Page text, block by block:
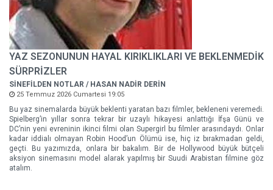
YAZ SEZONUNUN HAYAL KIRIKLIKLARI VE BEKLENMEDİK
SÜRPRİZLER
SİNEFİLDEN NOTLAR / HASAN NADİR DERİN
25 Temmuz 2026 Cumartesi 19:05
Bu yaz sinemalarda büyük beklenti yaratan bazı filmler, bekleneni veremedi.
Spielberg’in yıllar sonra tekrar bir uzaylı hikayesi anlattığı İfşa Günü ve
DC’nin yeni evreninin ikinci filmi olan Supergirl bu filmler arasındaydı. Onlar
kadar iddialı olmayan Robin Hood’un Ölümü ise, hiç iz bırakmadan geldi,
geçti. Bu yazımızda, onlara bir bakalım. Bir de Hollywood büyük bütçeli
aksiyon sinemasını model alarak yapılmış bir Suudi Arabistan filmine göz
atalım.